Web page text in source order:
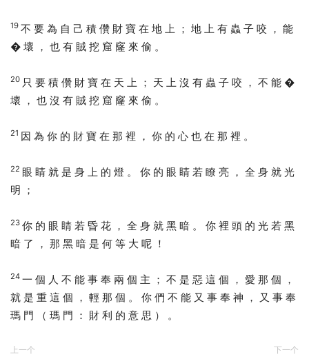
19 不 要 為 自 己 積 儹 財 寶 在 地 上 ； 地 上 有 蟲 子 咬 ， 能
� 壞 ， 也 有 賊 挖 窟 窿 來 偷 。
20 只 要 積 儹 財 寶 在 天 上 ； 天 上 沒 有 蟲 子 咬 ， 不 能 �
壞 ， 也 沒 有 賊 挖 窟 窿 來 偷 。
21 因 為 你 的 財 寶 在 那 裡 ， 你 的 心 也 在 那 裡 。
22 眼 睛 就 是 身 上 的 燈 。 你 的 眼 睛 若 瞭 亮 ， 全 身 就 光
明 ；
23 你 的 眼 睛 若 昏 花 ， 全 身 就 黑 暗 。 你 裡 頭 的 光 若 黑
暗 了 ， 那 黑 暗 是 何 等 大 呢 ！
24 一 個 人 不 能 事 奉 兩 個 主 ； 不 是 惡 這 個 ， 愛 那 個 ，
就 是 重 這 個 ， 輕 那 個 。 你 們 不 能 又 事 奉 神 ， 又 事 奉
瑪 門 （ 瑪 門 ： 財 利 的 意 思 ） 。
上一个 下一个